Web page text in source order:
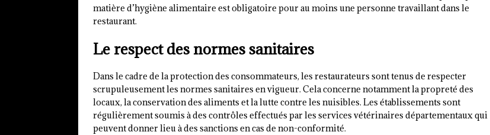
matière d’hygiène alimentaire est obligatoire pour au moins une personne travaillant dans le
restaurant.
Le respect des normes sanitaires
Dans le cadre de la protection des consommateurs, les restaurateurs sont tenus de respecter
scrupuleusement les normes sanitaires en vigueur. Cela concerne notamment la propreté des
locaux, la conservation des aliments et la lutte contre les nuisibles. Les établissements sont
régulièrement soumis à des contrôles effectués par les services vétérinaires départementaux qui
peuvent donner lieu à des sanctions en cas de non-conformité.